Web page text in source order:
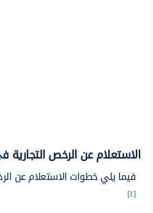
الاستعلام عن الرخص التجارية
فيما يلي خطوات الاستعلام عن
[1]